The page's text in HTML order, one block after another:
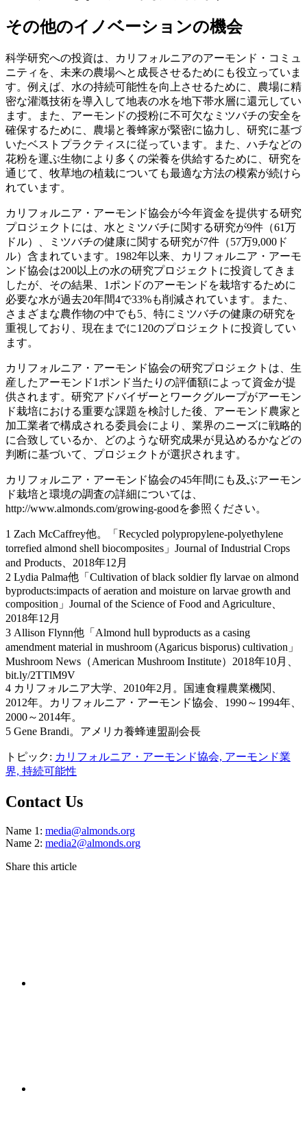
その他のイノベーションの機会
科学研究への投資は、カリフォルニアのアーモンド・コミュ
ニティを、未来の農場へと成長させるためにも役立っていま
す。例えば、水の持続可能性を向上させるために、農場に精
密な灌漑技術を導入して地表の水を地下帯水層に還元してい
ます。また、アーモンドの授粉に不可欠なミツバチの安全を
確保するために、農場と養蜂家が緊密に協力し、研究に基づ
いたベストプラクティスに従っています。また、ハチなどの
花粉を運ぶ生物により多くの栄養を供給するために、研究を
通じて、牧草地の植栽についても最適な方法の模索が続けら
れています。
カリフォルニア・アーモンド協会が今年資金を提供する研究
プロジェクトには、水とミツバチに関する研究が9件（61万
ドル）、ミツバチの健康に関する研究が7件（57万9,000ド
ル）含まれています。1982年以来、カリフォルニア・アーモ
ンド協会は200以上の水の研究プロジェクトに投資してきま
したが、その結果、1ポンドのアーモンドを栽培するために
必要な水が過去20年間4で33%も削減されています。また、
さまざまな農作物の中でも5、特にミツバチの健康の研究を
重視しており、現在までに120のプロジェクトに投資してい
ます。
カリフォルニア・アーモンド協会の研究プロジェクトは、生
産したアーモンド1ポンド当たりの評価額によって資金が提
供されます。研究アドバイザーとワークグループがアーモン
ド栽培における重要な課題を検討した後、アーモンド農家と
加工業者で構成される委員会により、業界のニーズに戦略的
に合致しているか、どのような研究成果が見込めるかなどの
判断に基づいて、プロジェクトが選択されます。
カリフォルニア・アーモンド協会の45年間にも及ぶアーモン
ド栽培と環境の調査の詳細については、
http://www.almonds.com/growing-goodを参照ください。
1 Zach McCaffrey他。「Recycled polypropylene-polyethylene
torrefied almond shell biocomposites」Journal of Industrial Crops
and Products、2018年12月
2 Lydia Palma他「Cultivation of black soldier fly larvae on almond
byproducts:impacts of aeration and moisture on larvae growth and
composition」Journal of the Science of Food and Agriculture、
2018年12月
3 Allison Flynn他「Almond hull byproducts as a casing
amendment material in mushroom (Agaricus bisporus) cultivation」
Mushroom News（American Mushroom Institute）2018年10月、
bit.ly/2TTlM9V
4 カリフォルニア大学、2010年2月。国連食糧農業機関、
2012年。カリフォルニア・アーモンド協会、1990～1994年、
2000～2014年。
5 Gene Brandi。アメリカ養蜂連盟副会長
トピック: カリフォルニア・アーモンド協会, アーモンド業
界, 持続可能性
Contact Us
Name 1: media@almonds.org
Name 2: media2@almonds.org
Share this article